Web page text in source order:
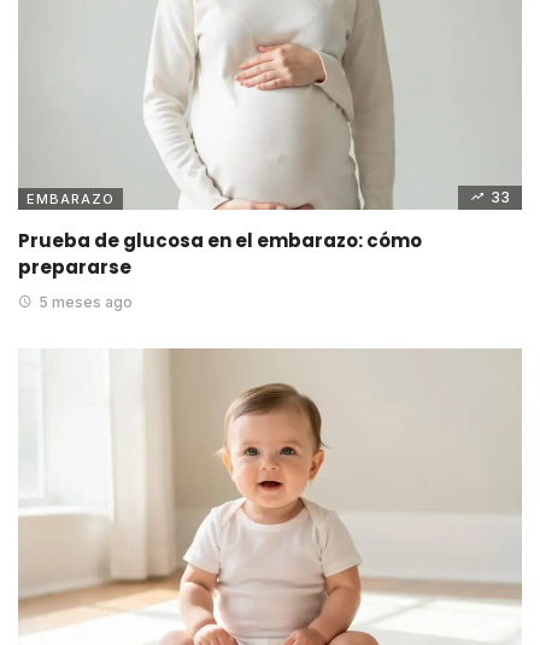
EMBARAZO 33
Prueba de glucosa en el embarazo: cómo
prepararse
5 meses ago